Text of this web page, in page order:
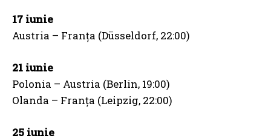
17 iunie
Austria – Franța (Düsseldorf, 22:00)
21 iunie
Polonia – Austria (Berlin, 19:00)
Olanda – Franța (Leipzig, 22:00)
25 iunie